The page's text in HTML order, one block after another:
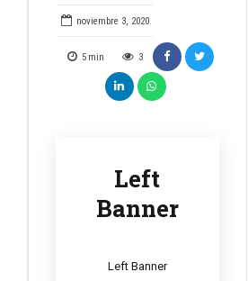
noviembre 3, 2020
5 min 3
Left
Banner
Left Banner